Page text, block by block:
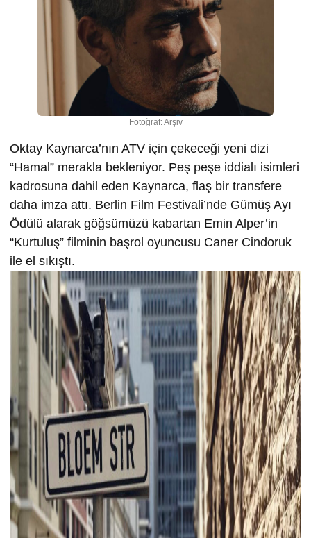
Fotoğraf: Arşiv
Oktay Kaynarca’nın ATV için çekeceği yeni dizi
“Hamal” merakla bekleniyor. Peş peşe iddialı isimleri
kadrosuna dahil eden Kaynarca, flaş bir transfere
daha imza attı. Berlin Film Festivali’nde Gümüş Ayı
Ödülü alarak göğsümüzü kabartan Emin Alper’in
“Kurtuluş” filminin başrol oyuncusu Caner Cindoruk
ile el sıkıştı.